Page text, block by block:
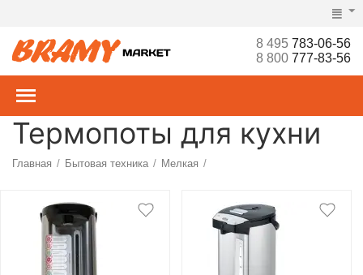
8 495783-06-56
8 800777-83-56
Термопоты для кухни
Главная / Бытовая техника / Мелкая /